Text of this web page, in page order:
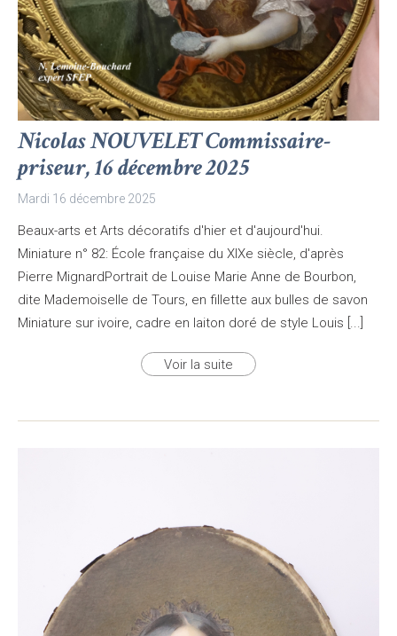
Nicolas NOUVELET Commissaire-
priseur, 16 décembre 2025
Mardi 16 décembre 2025
Beaux-arts et Arts décoratifs d'hier et d'aujourd'hui.
Miniature n° 82: École française du XIXe siècle, d'après
Pierre MignardPortrait de Louise Marie Anne de Bourbon,
dite Mademoiselle de Tours, en fillette aux bulles de savon
Miniature sur ivoire, cadre en laiton doré de style Louis [...]
Voir la suite